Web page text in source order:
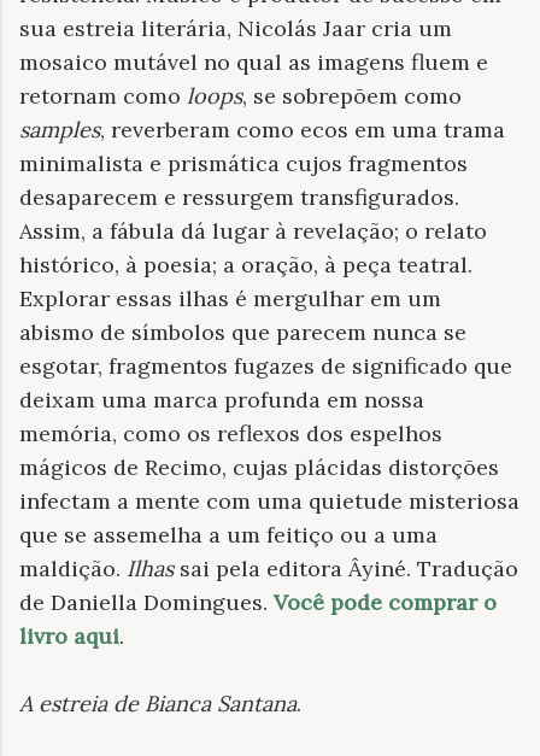
sua estreia literária, Nicolás Jaar cria um
mosaico mutável no qual as imagens fluem e
retornam como loops, se sobrepõem como
samples, reverberam como ecos em uma trama
minimalista e prismática cujos fragmentos
desaparecem e ressurgem transfigurados.
Assim, a fábula dá lugar à revelação; o relato
histórico, à poesia; a oração, à peça teatral.
Explorar essas ilhas é mergulhar em um
abismo de símbolos que parecem nunca se
esgotar, fragmentos fugazes de significado que
deixam uma marca profunda em nossa
memória, como os reflexos dos espelhos
mágicos de Recimo, cujas plácidas distorções
infectam a mente com uma quietude misteriosa
que se assemelha a um feitiço ou a uma
maldição. Ilhassai pela editora Âyiné. Tradução
de Daniella Domingues. Você pode comprar o
livro aqui.
A estreia de Bianca Santana.